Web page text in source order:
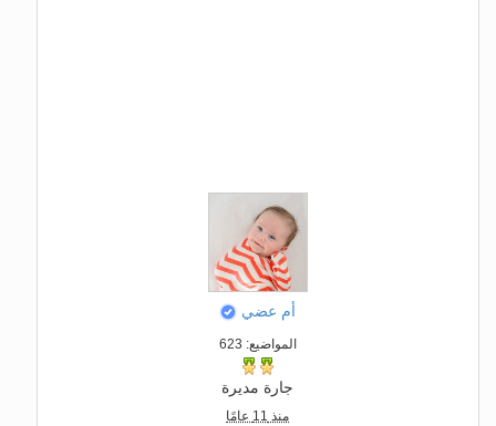
أم عضي
المواضيع: 623
جارة مديرة
منذ 11 عامًا